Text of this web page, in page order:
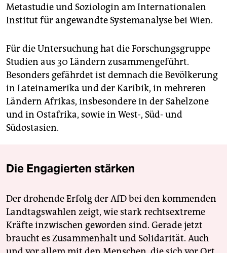
Metastudie und Soziologin am Internationalen
Institut für angewandte Systemanalyse bei Wien.
Für die Untersuchung hat die Forschungsgruppe
Studien aus 30 Ländern zusammengeführt.
Besonders gefährdet ist demnach die Bevölkerung
in Lateinamerika und der Karibik, in mehreren
Ländern Afrikas, insbesondere in der Sahelzone
und in Ostafrika, sowie in West-, Süd- und
Südostasien.
Die Engagierten stärken
Der drohende Erfolg der AfD bei den kommenden
Landtagswahlen zeigt, wie stark rechtsextreme
Kräfte inzwischen geworden sind. Gerade jetzt
braucht es Zusammenhalt und Solidarität. Auch